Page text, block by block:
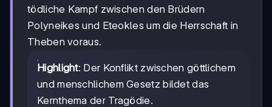
tödliche Kampf zwischen den Brüdern
Polyneikes und Eteokles um die Herrschaft in
Theben voraus.
Highlight: Der Konflikt zwischen göttlichem
und menschlichem Gesetz bildet das
Kernthema der Tragödie.